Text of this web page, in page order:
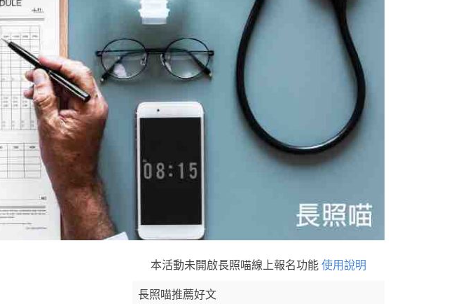
本活動未開啟長照喵線上報名功能 使用說明
長照喵推薦好文